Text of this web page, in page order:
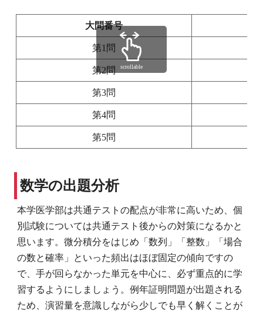
大問番号
第1問
第2問
第3問
第4問
第5問
scrollable
数学の出題分析
本学医学部は共通テストの配点が非常に高いため、個
別試験については共通テスト後からの対策になるかと
思います。微分積分をはじめ「数列」「整数」「場合
の数と確率」といった頻出はほぼ固定の傾向ですの
で、手が回らなかった単元を中心に、必ず重点的に学
習するようにしましょう。例年証明問題が出題される
ため、演習量を意識しながら少しでも早く解くことが